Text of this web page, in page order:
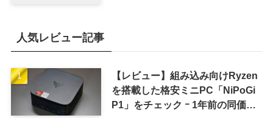
人気レビュー記事
【レビュー】組み込み向けRyzen
を搭載した格安ミニPC「NiPoGi
P1」をチェック ｰ 1年前の同価格